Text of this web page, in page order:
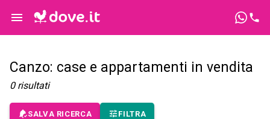
Canzo: case e appartamenti in vendita
0 risultati
SALVA RICERCA FILTRA